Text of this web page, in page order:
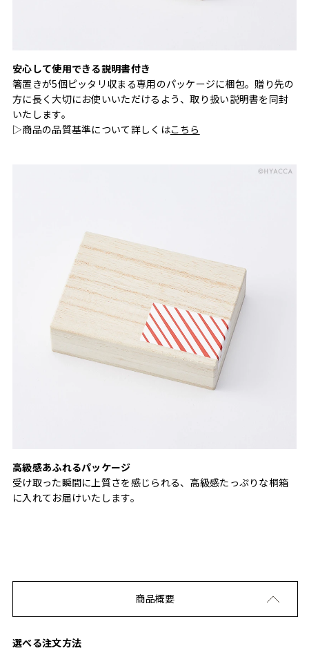
安心して使用できる説明書付き
箸置きが5個ピッタリ収まる専用のパッケージに梱包。贈り先の
方に長く大切にお使いいただけるよう、取り扱い説明書を同封
いたします。
▷商品の品質基準について詳しくはこちら
高級感あふれるパッケージ
受け取った瞬間に上質さを感じられる、高級感たっぷりな桐箱
に入れてお届けいたします。
商品概要
選べる注文方法